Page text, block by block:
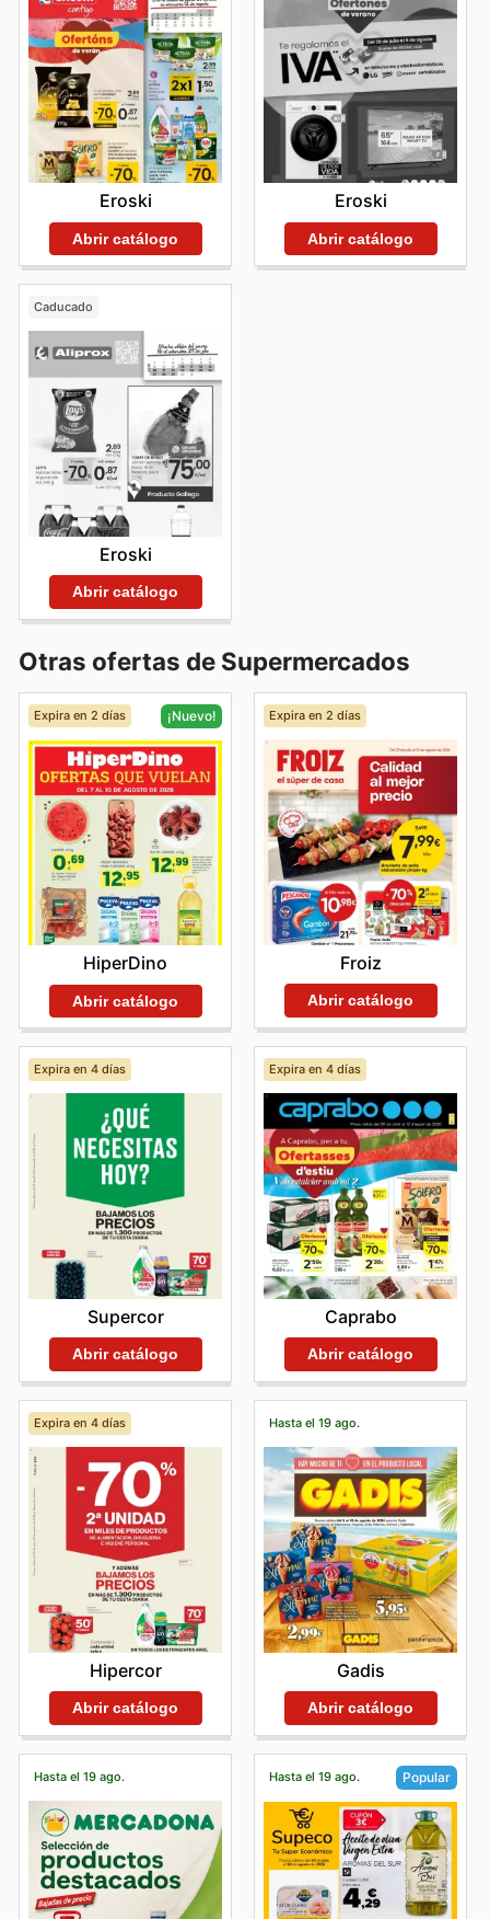
Eroski
Abrir catálogo
Eroski
Abrir catálogo
Caducado
Eroski
Abrir catálogo
Otras ofertas de Supermercados
Expira en 2 días ¡Nuevo!
HiperDino
Abrir catálogo
Expira en 2 días
Froiz
Abrir catálogo
Expira en 4 días
Supercor
Abrir catálogo
Expira en 4 días
Caprabo
Abrir catálogo
Expira en 4 días
Hipercor
Abrir catálogo
Hasta el 19 ago.
Gadis
Abrir catálogo
Hasta el 19 ago. Hasta el 19 ago. Popular